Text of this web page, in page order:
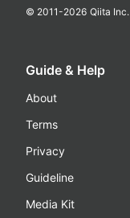
© 2011-2026 Qiita Inc.
Guide & Help
About
Terms
Privacy
Guideline
Media Kit